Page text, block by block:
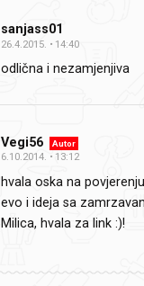
sanjass01
26.4.2015. 14:40
odlična i nezamjenjiva
Vegi56 Autor
6.10.2014. 13:12
hvala oska na
evo i ideja sa
Milica, hvala za link :)!